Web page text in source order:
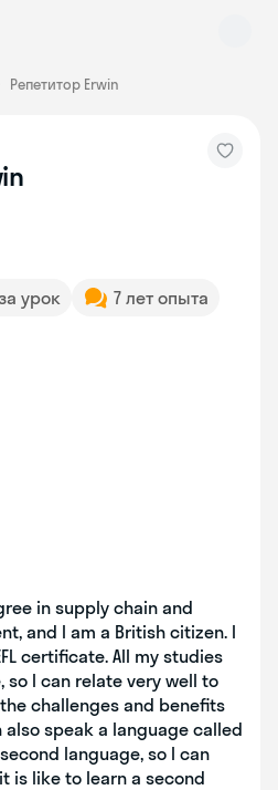
Репетитор Erwin
урок 7 лет опыта
in supply chain and
and I am a British citizen. I
certificate. All my studies
so I can relate very well to
challenges and benefits
speak a language called
language, so I can
is like to learn a second